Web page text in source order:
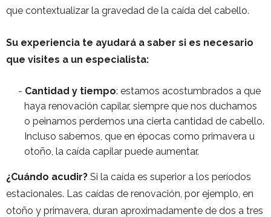
que contextualizar la gravedad de la caída del cabello.
Su experiencia te ayudará a saber si es necesario
que visites a un especialista:
Cantidad y tiempo: estamos acostumbrados a que
haya renovación capilar, siempre que nos duchamos
o peinamos perdemos una cierta cantidad de cabello.
Incluso sabemos, que en épocas como primavera u
otoño, la caída capilar puede aumentar.
¿Cuándo acudir? Si la caída es superior a los períodos
estacionales. Las caídas de renovación, por ejemplo, en
otoño y primavera, duran aproximadamente de dos a tres